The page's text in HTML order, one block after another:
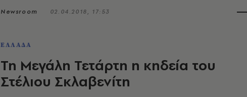
Newsroom 02.04.2018, 17:53
ΕΛΛΑΔΑ
Τη Μεγάλη Τετάρτη η κηδεία του
Στέλιου Σκλαβενίτη